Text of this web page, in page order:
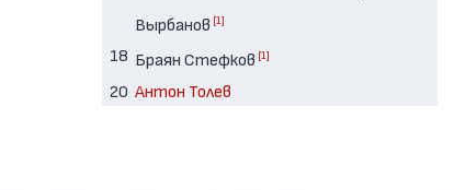
Вырбанов [1]
18 Браян Стефков [1]
20 Антон Толев